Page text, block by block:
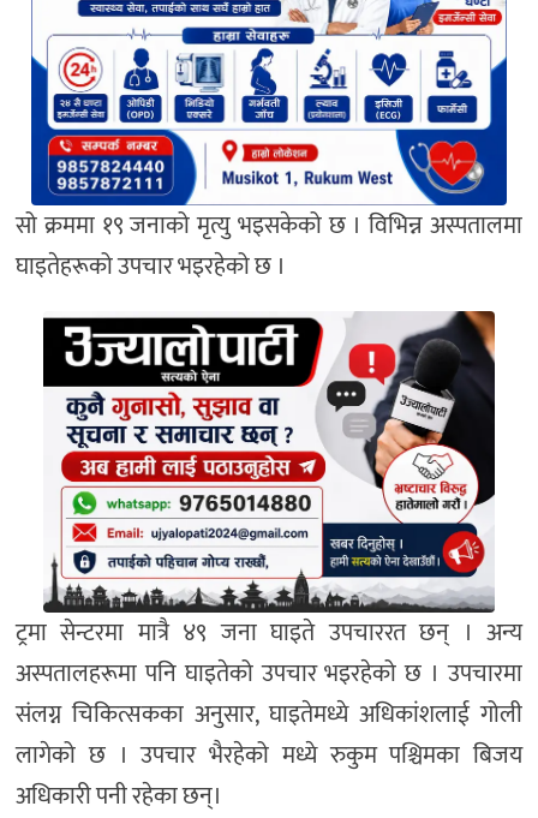
सो क्रममा १९ जनाको मृत्यु भइसकेको छ । विभिन्न अस्पतालमा
घाइतेहरूको उपचार भइरहेको छ ।
ट्रमा सेन्टरमा मात्रै ४९ जना घाइते उपचाररत छन् । अन्य
अस्पतालहरूमा पनि घाइतेको उपचार भइरहेको छ । उपचारमा
संलग्न चिकित्सकका अनुसार, घाइतेमध्ये अधिकांशलाई गोली
लागेको छ । उपचार भैरहेको मध्ये रुकुम पश्चिमका बिजय
अधिकारी पनी रहेका छन्।